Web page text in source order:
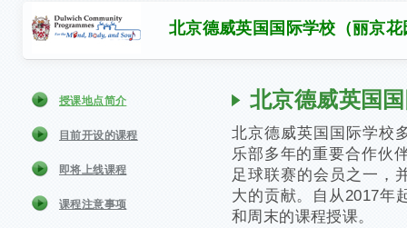
北京德威英国国际学校（丽京
授课地点简介
目前开设的课程
即将上线课程
课程注意事项
北京德威英国
北京德威英国国际学校
乐部多年的重要合作伙
足球联赛的会员之一，
大的贡献。自从2017年
和周末的课程授课。